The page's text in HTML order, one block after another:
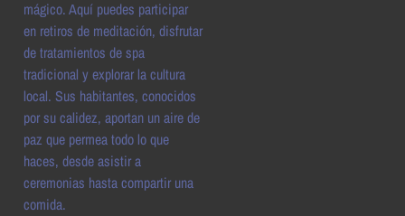
mágico. Aquí puedes participar
en retiros de meditación, disfrutar
de tratamientos de spa
tradicional y explorar la cultura
local. Sus habitantes, conocidos
por su calidez, aportan un aire de
paz que permea todo lo que
haces, desde asistir a
ceremonias hasta compartir una
comida.